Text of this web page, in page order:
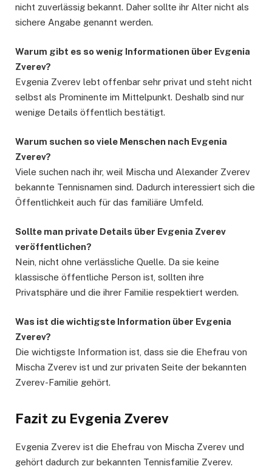
nicht zuverlässig bekannt. Daher sollte ihr Alter nicht als
sichere Angabe genannt werden.
Warum gibt es so wenig Informationen über Evgenia
Zverev?
Evgenia Zverev lebt offenbar sehr privat und steht nicht
selbst als Prominente im Mittelpunkt. Deshalb sind nur
wenige Details öffentlich bestätigt.
Warum suchen so viele Menschen nach Evgenia
Zverev?
Viele suchen nach ihr, weil Mischa und Alexander Zverev
bekannte Tennisnamen sind. Dadurch interessiert sich die
Öffentlichkeit auch für das familiäre Umfeld.
Sollte man private Details über Evgenia Zverev
veröffentlichen?
Nein, nicht ohne verlässliche Quelle. Da sie keine
klassische öffentliche Person ist, sollten ihre
Privatsphäre und die ihrer Familie respektiert werden.
Was ist die wichtigste Information über Evgenia
Zverev?
Die wichtigste Information ist, dass sie die Ehefrau von
Mischa Zverev ist und zur privaten Seite der bekannten
Zverev-Familie gehört.
Fazit zu Evgenia Zverev
Evgenia Zverev ist die Ehefrau von Mischa Zverev und
gehört dadurch zur bekannten Tennisfamilie Zverev.